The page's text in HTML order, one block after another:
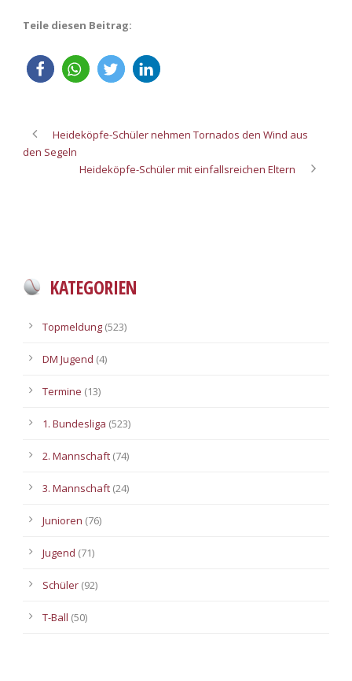
Teile diesen Beitrag:
Heideköpfe-Schüler nehmen Tornados den Wind aus
den Segeln
Heideköpfe-Schüler mit einfallsreichen Eltern
KATEGORIEN
Topmeldung (523)
DM Jugend (4)
Termine (13)
1. Bundesliga (523)
2. Mannschaft (74)
3. Mannschaft (24)
Junioren (76)
Jugend (71)
Schüler (92)
T-Ball (50)